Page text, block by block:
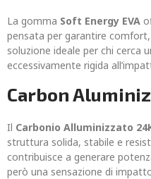
La gomma Soft Energy EVA
pensata per garantire
soluzione ideale per chi cerca
eccessivamente rigida
Carbon
Il Carbonio Alluminizzato
struttura solida, stabile e
contribuisce a generare
però una sensazione di